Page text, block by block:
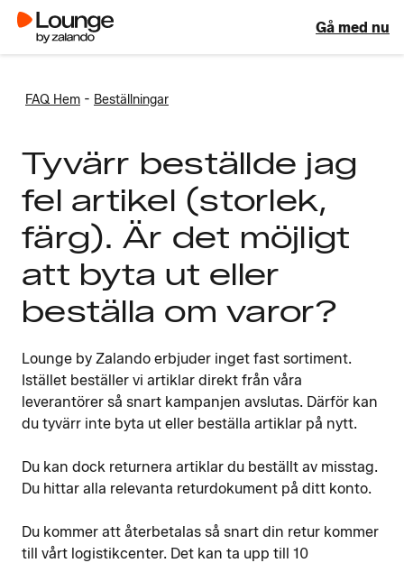
Gå med nu
FAQ Hem - Beställningar
Tyvärr beställde jag
fel artikel (storlek,
färg). Är det möjligt
att byta ut eller
beställa om varor?
Lounge by Zalando erbjuder inget fast sortiment.
Istället beställer vi artiklar direkt från våra
leverantörer så snart kampanjen avslutas. Därför kan
du tyvärr inte byta ut eller beställa artiklar på nytt.
Du kan dock returnera artiklar du beställt av misstag.
Du hittar alla relevanta returdokument på ditt konto.
Du kommer att återbetalas så snart din retur kommer
till vårt logistikcenter. Det kan ta upp till 10